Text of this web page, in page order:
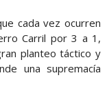
cada vez ocurren
Carril por 3 a 1,
planteo táctico y
una supremacía